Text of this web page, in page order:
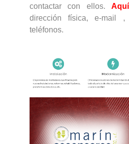
contactar con ellos.Aquí
dirección física, e-mail
teléfonos.